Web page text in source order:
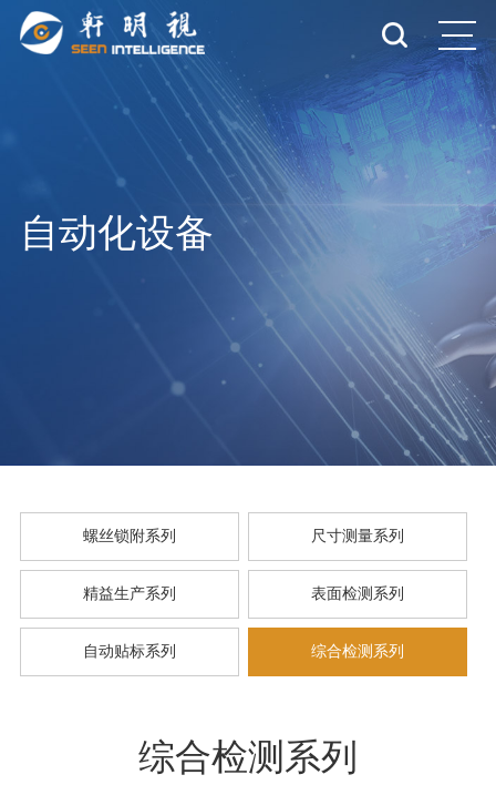
自动化设备
螺丝锁附系列 尺寸测量系列
精益生产系列 表面检测系列
自动贴标系列 综合检测系列
综合检测系列